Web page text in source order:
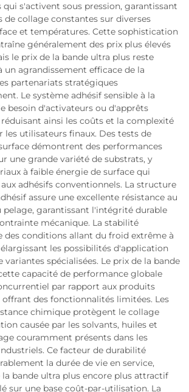
qui s'activent sous pression, garantissant
de collage constantes sur diverses
et températures. Cette sophistication
généralement des prix plus élevés
le prix de la bande ultra plus reste
un agrandissement efficace de la
partenariats stratégiques
Le système adhésif sensible à la
besoin d'activateurs ou d'apprêts
ainsi les coûts et la complexité
utilisateurs finaux. Des tests de
démontrent des performances
une grande variété de substrats, y
à faible énergie de surface qui
adhésifs conventionnels. La structure
assure une excellente résistance au
garantissant l'intégrité durable
mécanique. La stabilité
des conditions allant du froid extrême à
les possibilités d'application
variantes spécialisées. Le prix de la bande
capacité de performance globale
par rapport aux produits
offrant des fonctionnalités limitées. Les
chimique protègent le collage
causée par les solvants, huiles et
couramment présents dans les
Ce facteur de durabilité
la durée de vie en service,
bande ultra plus encore plus attractif
sur une base coût-par-utilisation. La